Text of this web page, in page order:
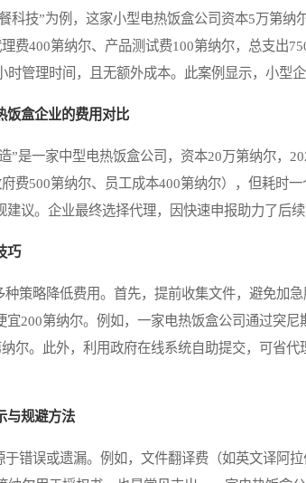
技”为例，这家小型电热饭盒公司资本5万第纳
费400第纳尔、产品测试费100第纳尔，总支出
时管理时间，且无额外成本。此案例显示，小型
饭盒企业的费用对比
是一家中型电热饭盒公司，资本20万第纳尔，
费500第纳尔、员工成本400第纳尔），但耗时
建议。企业最终选择代理，因快速申报助力了后
巧
略降低费用。首先，提前收集文件，避免加急
宜200第纳尔。例如，一家电热饭盒公司通过突尼
尔。此外，利用政府在线系统自助提交，可省
与规避方法
误或遗漏。例如，文件翻译费（如英文译阿拉